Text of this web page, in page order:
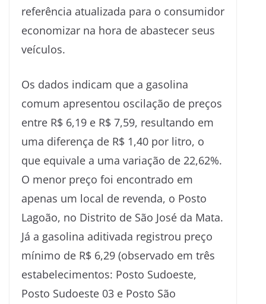
referência atualizada para o consumidor
economizar na hora de abastecer seus
veículos.
Os dados indicam que a gasolina
comum apresentou oscilação de preços
entre R$ 6,19 e R$ 7,59, resultando em
uma diferença de R$ 1,40 por litro, o
que equivale a uma variação de 22,62%.
O menor preço foi encontrado em
apenas um local de revenda, o Posto
Lagoão, no Distrito de São José da Mata.
Já a gasolina aditivada registrou preço
mínimo de R$ 6,29 (observado em três
estabelecimentos: Posto Sudoeste,
Posto Sudoeste 03 e Posto São